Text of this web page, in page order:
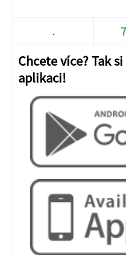
.
Chcete více? Tak
aplikaci!